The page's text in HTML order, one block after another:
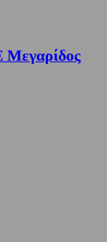
Μεγαρίδος